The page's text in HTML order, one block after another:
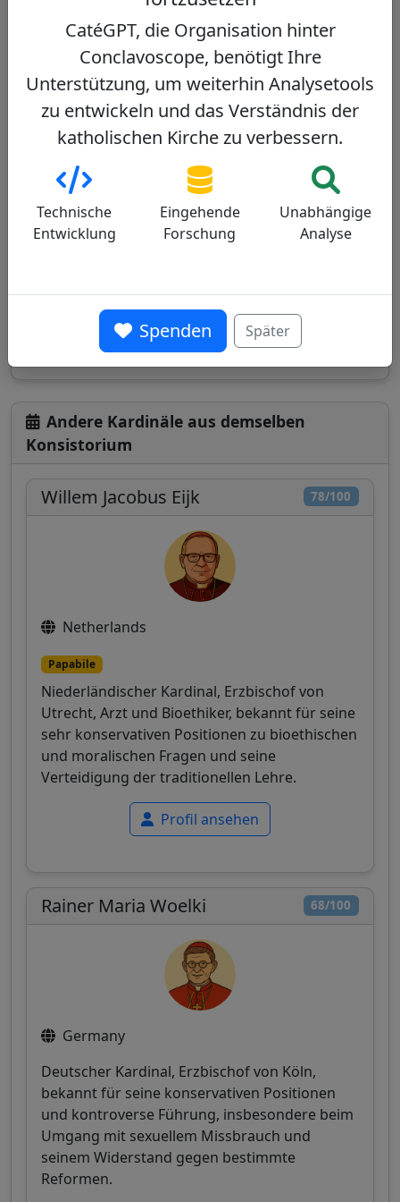
28/100
Anthony Poola
Indischer Kardinal, der erste Dalit
(Unberührbare), der Kardinal wurde, bekannt
für sein Engagement für marginalisierte
Gemeinschaften und die Verteidigung
Profil ansehen
Andere Kardinäle aus demselben
Konsistorium
78/100
Willem Jacobus Eijk
Netherlands
Papabile
Niederländischer Kardinal, Erzbischof von
Utrecht, Arzt und Bioethiker, bekannt für seine
sehr konservativen Positionen zu bioethischen
und moralischen Fragen und seine
Verteidigung der traditionellen Lehre.
Profil ansehen
68/100
Rainer Maria Woelki
Germany
Deutscher Kardinal, Erzbischof von Köln,
bekannt für seine konservativen Positionen
und kontroverse Führung, insbesondere beim
Umgang mit sexuellem Missbrauch und
seinem Widerstand gegen bestimmte
Reformen.
CatéGPT, die Organisation hinter
Conclavoscope, benötigt Ihre
Unterstützung, um weiterhin Analysetools
zu entwickeln und das Verständnis der
katholischen Kirche zu verbessern.
Technische
Entwicklung
Eingehende
Forschung
Unabhängige
Analyse
Spenden Später